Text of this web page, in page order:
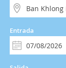
Entrada